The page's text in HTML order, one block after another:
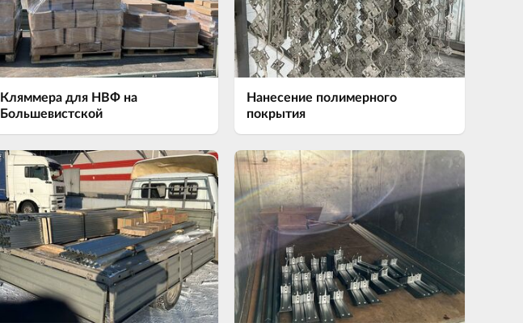
Кляммера для НВФ на
Большевистской
Нанесение полимерного
покрытия